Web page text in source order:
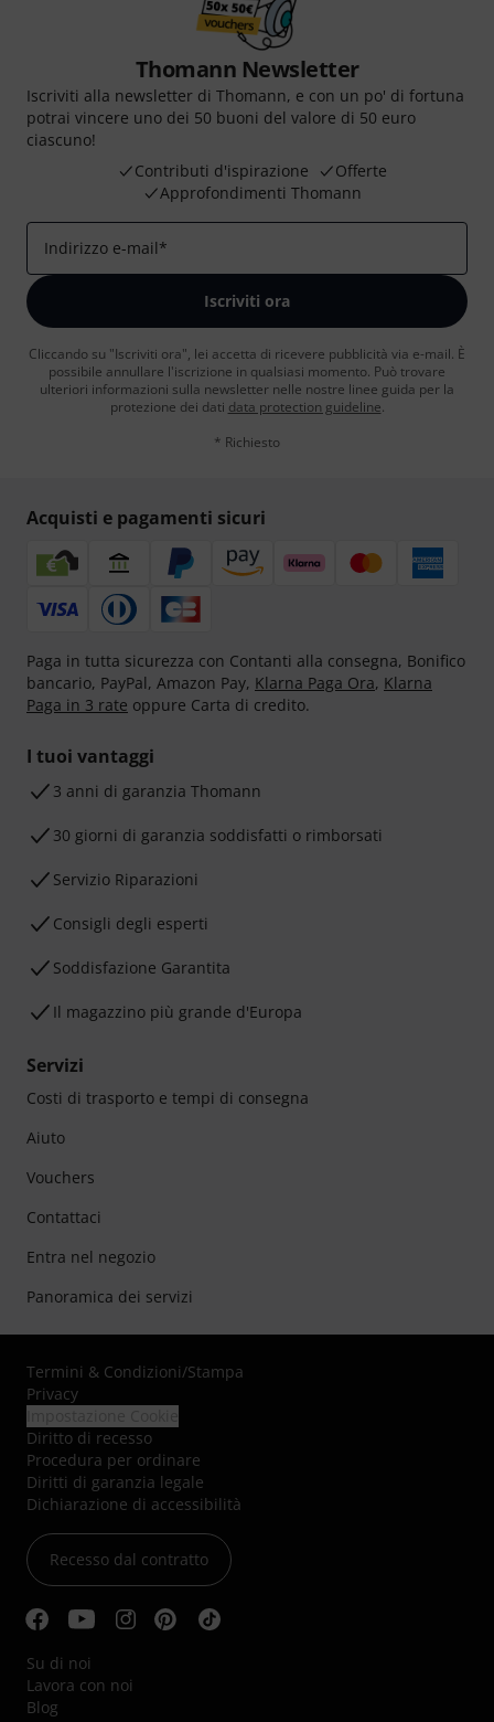
Thomann Newsletter
Iscriviti alla newsletter di Thomann, e con un po' di fortuna
potrai vincere uno dei 50 buoni del valore di 50 euro
ciascuno!
Contributi d'ispirazione
Offerte
Approfondimenti Thomann
Indirizzo e-mail*
Iscriviti ora
Cliccando su "Iscriviti ora", lei accetta di ricevere pubblicità via e-mail. È
possibile annullare l'iscrizione in qualsiasi momento. Può trovare
ulteriori informazioni sulla newsletter nelle nostre linee guida per la
protezione dei dati data protection guideline.
* Richiesto
Acquisti e pagamenti sicuri
Paga in tutta sicurezza con Contanti alla consegna, Bonifico
bancario, PayPal, Amazon Pay, Klarna Paga Ora, Klarna
Paga in 3 rate oppure Carta di credito.
I tuoi vantaggi
3 anni di garanzia Thomann
30 giorni di garanzia soddisfatti o rimborsati
Servizio Riparazioni
Consigli degli esperti
Soddisfazione Garantita
Il magazzino più grande d'Europa
Servizi
Costi di trasporto e tempi di consegna
Aiuto
Vouchers
Contattaci
Entra nel negozio
Panoramica dei servizi
Termini & Condizioni/Stampa
Privacy
Diritto di recesso
Procedura per ordinare
Diritti di garanzia legale
Dichiarazione di accessibilità
Recesso dal contratto
Su di noi
Lavora con noi
Blog